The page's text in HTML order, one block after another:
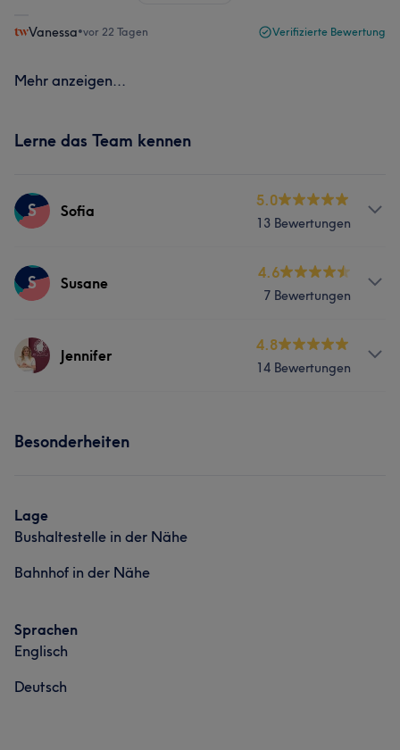
Vanessa•vor 22 Tagen Verifizierte Bewertung
Mehr anzeigen...
Lerne das Team kennen
S Sofia
5.0
13 Bewertungen
Services
Haarentfernung
S Susane
4.6
7 Bewertungen
Services
Jennifer
4.8
14 Bewertungen
Besonderheiten
Lage
Bushaltestelle in der Nähe
Bahnhof in der Nähe
Sprachen
Englisch
Deutsch